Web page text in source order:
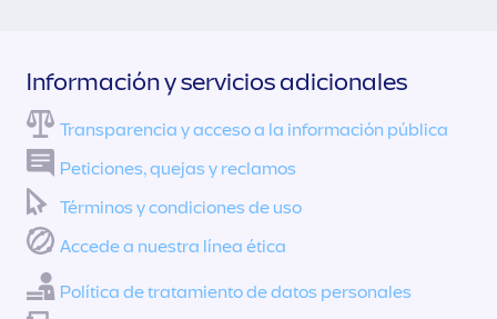
Información y servicios adicionales
Transparencia y acceso a la información pública
Peticiones, quejas y reclamos
Términos y condiciones de uso
Accede a nuestra línea ética
Política de tratamiento de datos personales